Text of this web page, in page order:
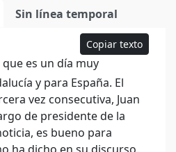
Sin línea temporal
Copiar texto
que es un día muy
y para España. El
vez consecutiva, Juan
de presidente de la
es bueno para